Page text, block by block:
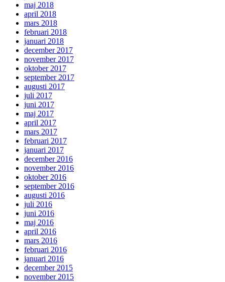
maj 2018
april 2018
mars 2018
februari 2018
januari 2018
december 2017
november 2017
oktober 2017
september 2017
augusti 2017
juli 2017
juni 2017
maj 2017
april 2017
mars 2017
februari 2017
januari 2017
december 2016
november 2016
oktober 2016
september 2016
augusti 2016
juli 2016
juni 2016
maj 2016
april 2016
mars 2016
februari 2016
januari 2016
december 2015
november 2015